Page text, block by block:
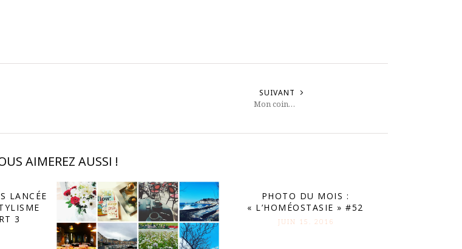
SUIVANT
Mon coin…
AIMEREZ AUSSI !
LANCÉE
3
PHOTO DU MOIS :
« L’HOMÉOSTASIE » #52
JUIN 15. 2016